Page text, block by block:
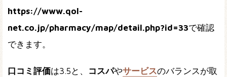
https://www.qol-
net.co.jp/pharmacy/map/detail.php?id=33で確認
できます。
口コミ評価は3.5と、 コスパやサービスのバランスが取